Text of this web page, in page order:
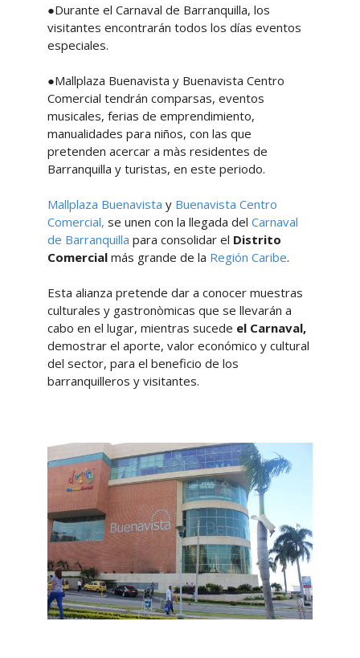
●Durante el Carnaval de Barranquilla, los
visitantes encontrarán todos los días eventos
especiales.
●Mallplaza Buenavista y Buenavista Centro
Comercial tendrán comparsas, eventos
musicales, ferias de emprendimiento,
manualidades para niños, con las que
pretenden acercar a màs residentes de
Barranquilla y turistas, en este periodo.
Mallplaza Buenavista y Buenavista Centro
Comercial, se unen con la llegada del Carnaval
de Barranquilla para consolidar el Distrito
Comercialmás grande de la Región Caribe.
Esta alianza pretende dar a conocer muestras
culturales y gastronòmicas que se llevarán a
cabo en el lugar, mientras sucede el Carnaval,
demostrar el aporte, valor económico y cultural
del sector, para el beneficio de los
barranquilleros y visitantes.